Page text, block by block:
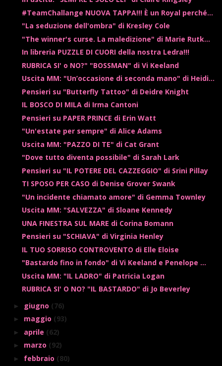
#TeamChallange NUOVA TAPPA!!! È un Royal perché...
"La seduzione dell'ombra" di Kresley Cole
"The winner's curse. La maledizione" di Marie Rutk...
In libreria PUZZLE DI CUORI della nostra Ledra!!!
RUBRICA SI' o NO?" "BOSSMAN" di Vi Keeland
Uscita MM: "Un’occasione di seconda mano" di Heidi...
Pensieri su "Butterfly Tattoo" di Deidre Knight
IL BOSCO DI MILA di Irma Cantoni
Pensieri su PAPER PRINCE di Erin Watt
"Un'estate per sempre" di Alice Adams
Uscita MM: "PAZZO DI TE" di Cat Grant
"Dove tutto diventa possibile" di Sarah Lark
Pensieri su "IL POTERE DEL CAZZEGGIO" di Srini Pillay
TI SPOSO PER CASO di Denise Grover Swank
"Un incidente chiamato amore" di Gemma Townley
Uscita MM: "SALVEZZA" di Sloane Kennedy
UNA FINESTRA SUL MARE di Corina Bomann
Pensieri su "SCHIAVA" di Virginia Henley
IL TUO SORRISO CONTROVENTO di Elle Eloise
"Bastardo fino in fondo" di Vi Keeland e Penelope ...
Uscita MM: "IL LADRO" di Patricia Logan
RUBRICA SI' O NO? "IL BASTARDO" di Jo Beverley
► giugno (76)
► maggio (93)
► aprile (62)
► marzo (92)
► febbraio (80)